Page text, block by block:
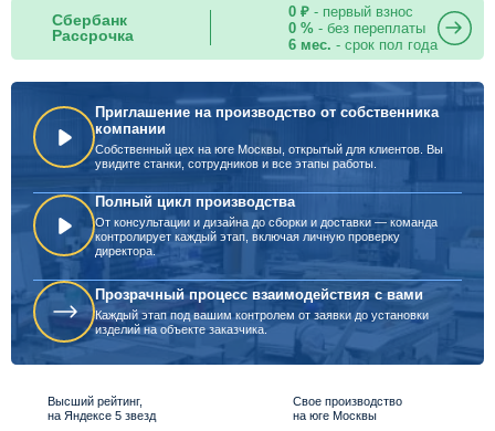
Сбербанк
Рассрочка
0 ₽- первый взнос
0 %- без переплаты
6 мес. - срок пол года
Приглашение на производство от собственника
компании
Собственный цех на юге Москвы, открытый для клиентов. Вы
увидите станки, сотрудников и все этапы работы.
Полный цикл производства
От консультации и дизайна до сборки и доставки — команда
контролирует каждый этап, включая личную проверку
директора.
Прозрачный процесс взаимодействия с вами
Каждый этап под вашим контролем от заявки до установки
изделий на объекте заказчика.
Высший рейтинг,
на Яндексе 5 звезд
Свое производство
на юге Москвы